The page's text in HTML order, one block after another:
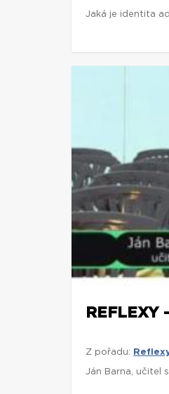
Jaká je identita
REFLEXY
Z pořadu:
Ján Barna, učitel